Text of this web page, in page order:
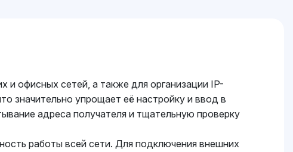
офисных сетей, а также для организации IP-
значительно упрощает её настройку и ввод в
адреса получателя и тщательную проверку
работы всей сети. Для подключения внешних